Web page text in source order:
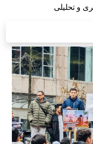
و تحلیلی